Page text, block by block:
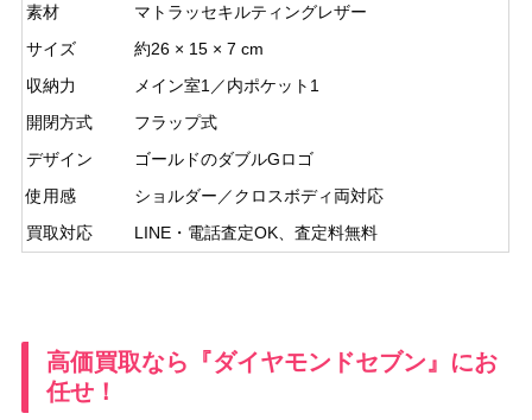
素材
マトラッセキルティングレザー
サイズ
約26 × 15 × 7 cm
収納力
メイン室1／内ポケット1
開閉方式
フラップ式
デザイン
ゴールドのダブルGロゴ
使用感
ショルダー／クロスボディ両対応
買取対応
LINE・電話査定OK、査定料無料
高価買取なら『ダイヤモンドセブン』にお
任せ！